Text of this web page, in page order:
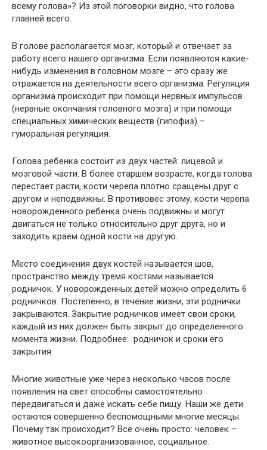
всему голова»? Из этой поговорки видно, что голова
главней всего.
В голове располагается мозг, который и отвечает за
работу всего нашего организма. Если появляются какие-
нибудь изменения в головном мозге – это сразу же
отражается на деятельности всего организма. Регуляция
организма происходит при помощи нервных импульсов
(нервные окончания головного мозга) и при помощи
специальных химических веществ (гипофиз) –
гуморальная регуляция.
Голова ребенка состоит из двух частей: лицевой и
мозговой части. В более старшем возрасте, когда голова
перестает расти, кости черепа плотно сращены друг с
другом и неподвижны. В противовес этому, кости черепа
новорожденного ребенка очень подвижны и могут
двигаться не только относительно друг друга, но и
заходить краем одной кости на другую.
Место соединения двух костей называется шов,
пространство между тремя костями называется
родничок. У новорожденных детей можно определить 6
родничков. Постепенно, в течение жизни, эти роднички
закрываются. Закрытие родничков имеет свои сроки,
каждый из них должен быть закрыт до определенного
момента жизни. Подробнее: родничок и сроки его
закрытия.
Многие животные уже через несколько часов после
появления на свет способны самостоятельно
передвигаться и даже искать себе пищу. Наши же дети
остаются совершенно беспомощными многие месяцы.
Почему так происходит? Все очень просто: человек –
животное высокоорганизованное, социальное.